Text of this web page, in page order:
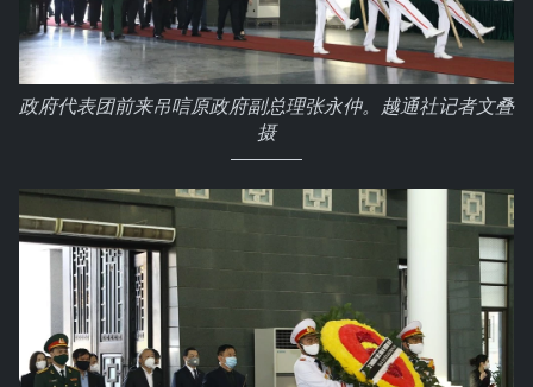
政府代表团前来吊唁原政府副总理张永仲。越通社记者文叠
摄